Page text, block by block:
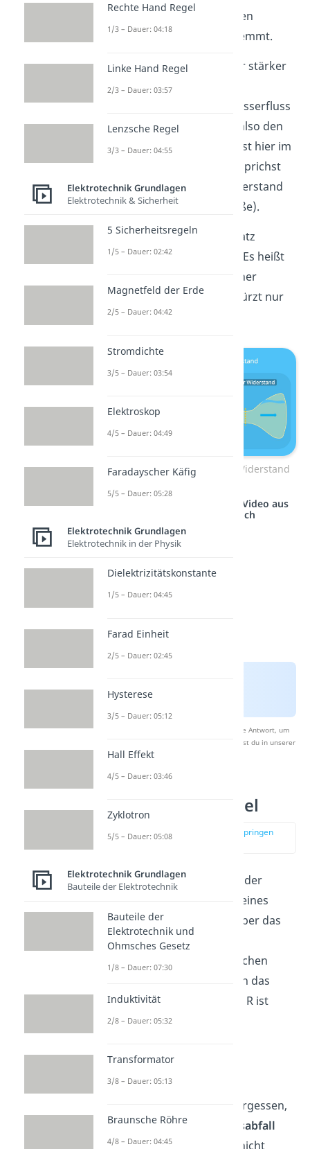
elektrischer Widerstand den
elektrischen Stromfluss hemmt.
Wenn du die Stelle im Rohr stärker
verengst, wird das Maß an
Widerstand gegen den Wasserfluss
größer. Das Rohr hemmt also den
Wasserfluss stärker (du bist hier im
zweiten Fall, das heißt du sprichst
über den elektrischen Widerstand
als eine physikalische Größe).
Hinweis: Oft wird der Zusatz
„elektrisch“ weggelassen. Es heißt
dann nicht mehr elektrischer
Widerstand, sondern verkürzt nur
Widerstand.
Wassermodell elektrischer Widerstand
Studyflix vernetzt: Hier ein Video aus
einem anderen Bereich
Nach Beantwortung speichern wir deine Antwort, um
Studyflix zu verbessern. Mehr dazu erfährst du in unserer
Widerstand Formel
zur Stelle im Video springen
Allgemein ist in der Physik der
eines
Bauteils als Spannung
über das
Bauteil geteilt durch die
Stromstärke
des elektrischen
Stroms definiert, das durch das
Bauteil fließt. Oder kürzer: R ist
gleich U durch I
Du darfst bei der kürzeren
Beschreibung nur nicht vergessen,
dass das derSpannungsabfall
über dem Bauteil
ist und nicht
Rechte Hand Regel
1/3 – Dauer: 04:18
Linke Hand Regel
2/3 – Dauer: 03:57
Lenzsche Regel
3/3 – Dauer: 04:55
Elektrotechnik Grundlagen
Elektrotechnik & Sicherheit
5 Sicherheitsregeln
1/5 – Dauer: 02:42
Magnetfeld der Erde
2/5 – Dauer: 04:42
Stromdichte
3/5 – Dauer: 03:54
Elektroskop
4/5 – Dauer: 04:49
Faradayscher Käfig
5/5 – Dauer: 05:28
Elektrotechnik Grundlagen
Elektrotechnik in der Physik
Dielektrizitätskonstante
1/5 – Dauer: 04:45
Farad Einheit
2/5 – Dauer: 02:45
Hysterese
3/5 – Dauer: 05:12
Hall Effekt
4/5 – Dauer: 03:46
Zyklotron
5/5 – Dauer: 05:08
Elektrotechnik Grundlagen
Bauteile der Elektrotechnik
Bauteile der
Elektrotechnik und
Ohmsches Gesetz
1/8 – Dauer: 07:30
Induktivität
2/8 – Dauer: 05:32
Transformator
3/8 – Dauer: 05:13
Braunsche Röhre
4/8 – Dauer: 04:45